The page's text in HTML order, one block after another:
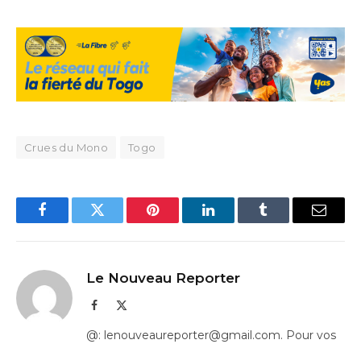
Crues du Mono Togo
FacebookTwitter Pinterest LinkedInTumblr Email
Le Nouveau Reporter
Facebook
@: lenouveaureporter@gmail.com. Pour vos